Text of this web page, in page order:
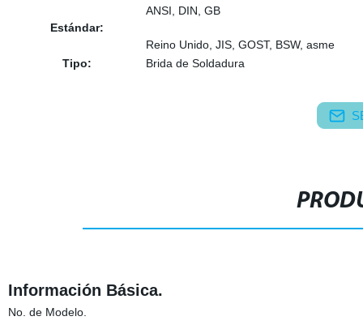
Estándar:
ANSI, DIN, GB
Reino Unido, JIS, GOST, BSW, asme
Tipo:
Brida de Soldadura
Información Básica.
No. de Modelo.